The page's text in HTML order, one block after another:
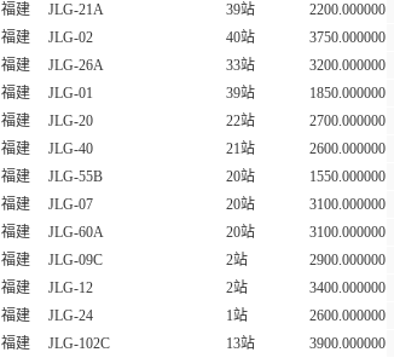
福建 JLG-21A 39站
2200.000000
福建 JLG-02 40站
3750.000000
福建 JLG-26A 33站
3200.000000
福建 JLG-01 39站
1850.000000
福建 JLG-20 22站
2700.000000
福建 JLG-40 21站
2600.000000
福建 JLG-55B 20站
1550.000000
福建 JLG-07 20站
3100.000000
福建 JLG-60A 20站
3100.000000
福建 JLG-09C 2站
2900.000000
福建 JLG-12 2站
3400.000000
福建 JLG-24 1站
2600.000000
福建 JLG-102C 13站
3900.000000